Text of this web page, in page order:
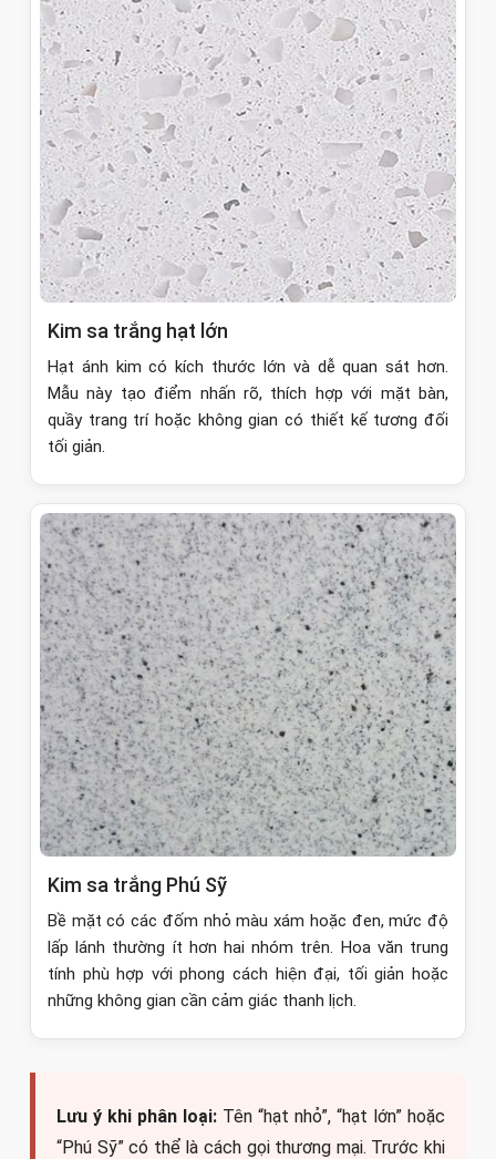
Kim sa trắng hạt lớn
Hạt ánh kim có kích thước lớn và dễ quan sát hơn.
Mẫu này tạo điểm nhấn rõ, thích hợp với mặt bàn,
quầy trang trí hoặc không gian có thiết kế tương đối
tối giản.
Kim sa trắng Phú Sỹ
Bề mặt có các đốm nhỏ màu xám hoặc đen, mức độ
lấp lánh thường ít hơn hai nhóm trên. Hoa văn trung
tính phù hợp với phong cách hiện đại, tối giản hoặc
những không gian cần cảm giác thanh lịch.
Lưu ý khi phân loại: Tên “hạt nhỏ”, “hạt lớn” hoặc
“Phú Sỹ” có thể là cách gọi thương mại. Trước khi